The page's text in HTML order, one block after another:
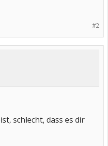
#2
schlecht, dass es dir